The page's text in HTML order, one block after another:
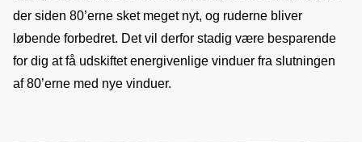
der siden 80’erne sket meget nyt, og ruderne bliver
løbende forbedret. Det vil derfor stadig være besparende
for dig at få udskiftet energivenlige vinduer fra slutningen
af 80’erne med nye vinduer.